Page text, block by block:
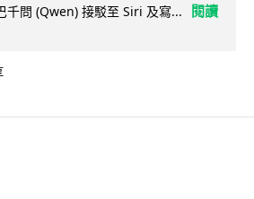
千問 (Qwen) 接駁至 Siri 及寫...
閱讀